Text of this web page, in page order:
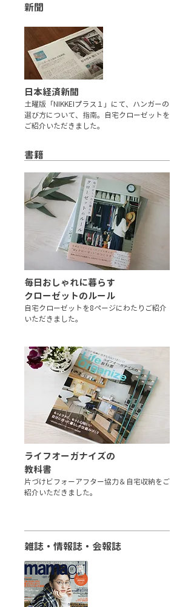
新聞
日本経済新聞
土曜版「NIKKEIプラス１」にて、ハンガーの
選び方について、指南。自宅クローゼットを
ご紹介いただきました。
書籍
毎日おしゃれに暮らす
クローゼットのルール
自宅クローゼットを8ページにわたりご紹介
いただきました。
ライフオーガナイズの
教科書
片づけビフォーアフター協力＆自宅収納をご
紹介いただきました。
雑誌・情報誌・会報誌